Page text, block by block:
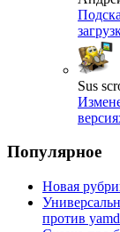
Sus
Популярное
Новая
против